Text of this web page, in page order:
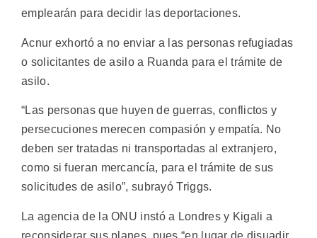
emplearán para decidir las deportaciones.
Acnur exhortó a no enviar a las personas refugiadas
o solicitantes de asilo a Ruanda para el trámite de
asilo.
“Las personas que huyen de guerras, conflictos y
persecuciones merecen compasión y empatía. No
deben ser tratadas ni transportadas al extranjero,
como si fueran mercancía, para el trámite de sus
solicitudes de asilo”, subrayó Triggs.
La agencia de la ONU instó a Londres y Kigali a
reconsiderar sus planes, pues “en lugar de disuadir